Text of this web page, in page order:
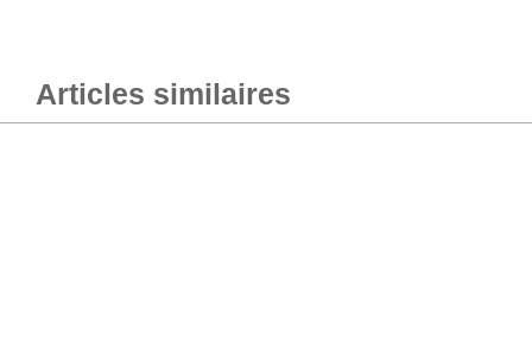
Articles similaires